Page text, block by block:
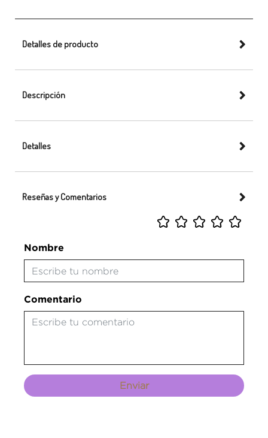
Detalles de producto
Descripción
Detalles
Reseñas y Comentarios
Nombre
Comentario
Enviar